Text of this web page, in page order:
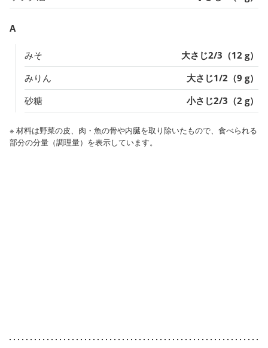
A
みそ
大さじ2/3（12 g）
みりん
大さじ1/2（9 g）
砂糖
小さじ2/3（2 g）
※ 材料は野菜の皮、肉・魚の骨や内臓を取り除いたもので、食べられる
部分の分量（調理量）を表示しています。